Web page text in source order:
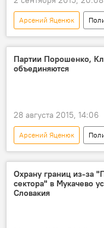
Арсений Яценюк
видео
В мире
Одесса
Россия
Партии Порошенко,
объединяются
28 августа 2015, 14:06
Арсений Яценюк
В мире
Украина
Охрану границ из-за
сектора" в Мукачево
Словакия